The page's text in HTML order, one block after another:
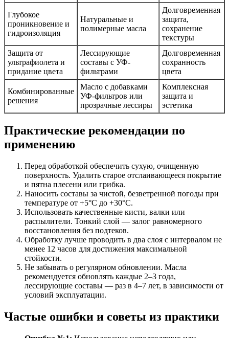
Глубокое
проникновение и
гидроизоляция
Натуральные и
полимерные масла
Долговременная
защита,
сохранение
текстуры
Защита от
ультрафиолета и
придание цвета
Лессирующие
составы с УФ-
фильтрами
Долговременная
сохранность
цвета
Комбинированные
решения
Масло с добавками
УФ-фильтров или
прозрачные лессиры
Комплексная
защита и
эстетика
Практические рекомендации по
применению
Перед обработкой обеспечить сухую, очищенную
поверхность. Удалить старое отслаивающееся покрытие
и пятна плесени или грибка.
Наносить составы за чистой, безветренной погоды при
температуре от +5°C до +30°C.
Использовать качественные кисти, валки или
распылители. Тонкий слой — залог равномерного
восстановления без подтеков.
Обработку лучше проводить в два слоя с интервалом не
менее 12 часов для достижения максимальной
стойкости.
Не забывать о регулярном обновлении. Масла
рекомендуется обновлять каждые 2–3 года,
лессирующие составы — раз в 4–7 лет, в зависимости от
условий эксплуатации.
Частые ошибки и советы из практики